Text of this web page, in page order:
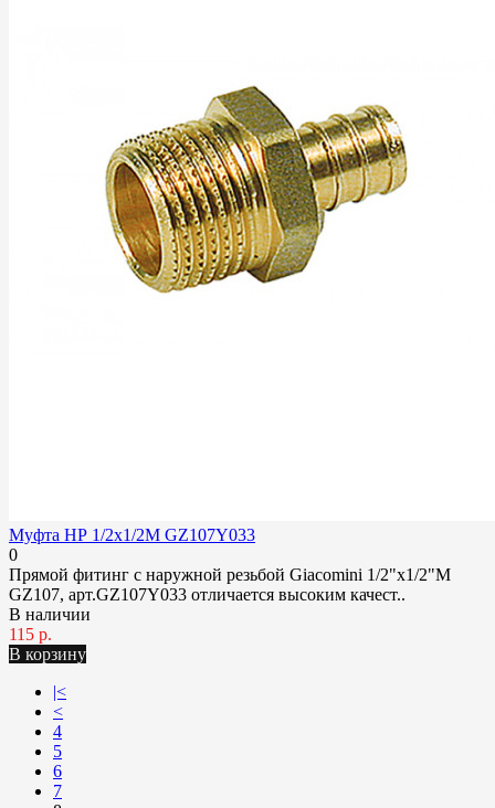
Муфта НР 1/2x1/2M GZ107Y033
0
Прямой фитинг с наружной резьбой Giacomini 1/2"x1/2"M
GZ107, арт.GZ107Y033 отличается высоким качест..
В наличии
115 р.
В корзину
|<
<
4
5
6
7